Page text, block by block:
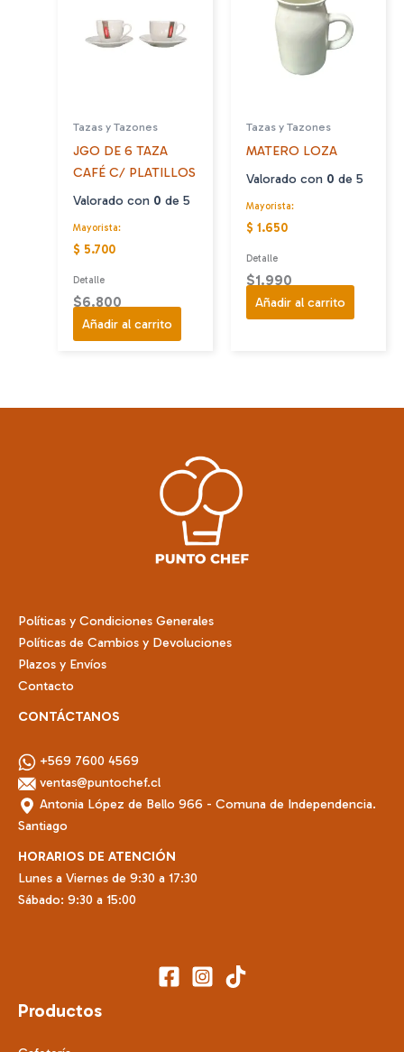
opciones
se
la
página
de
producto
Tazas y Tazones
JGO DE 6 TAZA
CAFÉ C/ PLATILLOS
Valorado con 0 de 5
Mayorista:
$ 5.700
Detalle
$6.800
Añadir al carrito
Tazas y Tazones
MATERO LOZA
Valorado con 0 de 5
Mayorista:
$ 1.650
Detalle
$1.990
Añadir al carrito
Políticas y Condiciones Generales
Políticas de Cambios y Devoluciones
Plazos y Envíos
Contacto
CONTÁCTANOS
+569 7600 4569
ventas@puntochef.cl
Antonia López de Bello 966 - Comuna de Independencia.
Santiago
HORARIOS DE ATENCIÓN
Lunes a Viernes de 9:30 a 17:30
Sábado: 9:30 a 15:00
Productos